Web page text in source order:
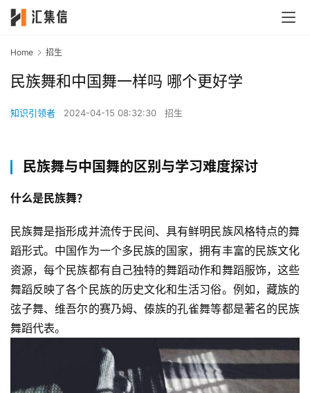
Home 招生
民族舞和中国舞一样吗 哪个更好学
知识引领者 2024-04-15 08:32:30 招生
民族舞与中国舞的区别与学习难度探讨
什么是民族舞？
民族舞是指形成并流传于民间、具有鲜明民族风格特点的舞
蹈形式。中国作为一个多民族的国家，拥有丰富的民族文化
资源，每个民族都有自己独特的舞蹈动作和舞蹈服饰，这些
舞蹈反映了各个民族的历史文化和生活习俗。例如，藏族的
弦子舞、维吾尔的赛乃姆、傣族的孔雀舞等都是著名的民族
舞蹈代表。